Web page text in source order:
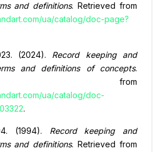
and definitions. Retrieved from
ua/catalog/doc-page?
(2024). Record keeping and
and definitions of concepts.
from
ua/catalog/doc-
.
(1994). Record keeping and
and definitions. Retrieved from